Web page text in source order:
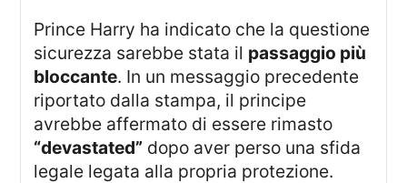
Prince Harry ha indicato che la questione
sicurezza sarebbe stata il passaggio più
bloccante. In un messaggio precedente
riportato dalla stampa, il principe
avrebbe affermato di essere rimasto
“devastated” dopo aver perso una sfida
legale legata alla propria protezione.